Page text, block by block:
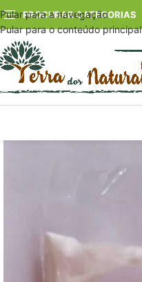
Pular para a navegação
Pular para o conteúdo principal
PROCURAR CATEGORIAS